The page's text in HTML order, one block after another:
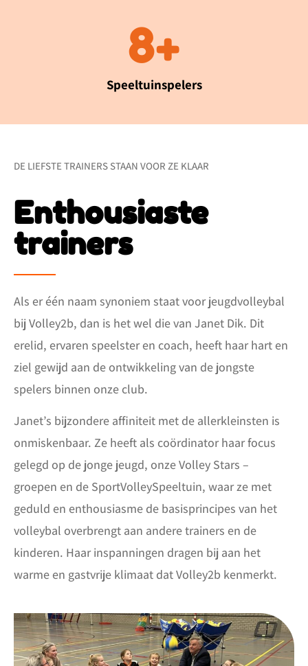
Speeltuinspelers
17+
DE LIEFSTE TRAINERS STAAN VOOR ZE KLAAR
Enthousiaste
trainers
Als er één naam synoniem staat voor jeugdvolleybal
bij Volley2b, dan is het wel die van Janet Dik. Dit
erelid, ervaren speelster en coach, heeft haar hart en
ziel gewijd aan de ontwikkeling van de jongste
spelers binnen onze club.
Janet’s bijzondere affiniteit met de allerkleinsten is
onmiskenbaar. Ze heeft als coördinator haar focus
gelegd op de jonge jeugd, onze Volley Stars –
groepen en de SportVolleySpeeltuin, waar ze met
geduld en enthousiasme de basisprincipes van het
volleybal overbrengt aan andere trainers en de
kinderen. Haar inspanningen dragen bij aan het
warme en gastvrije klimaat dat Volley2b kenmerkt.